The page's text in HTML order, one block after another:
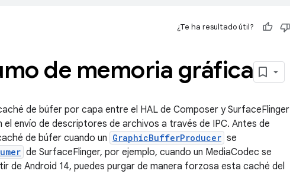
¿Te ha resultado útil?
de memoria gráfica
de búfer por capa entre el HAL de Composer y SurfaceFlinger
envío de descriptores de archivos a través de IPC. Antes de
de búfer cuando un GraphicBufferProducer se
de SurfaceFlinger, por ejemplo, cuando un MediaCodec se
de Android 14, puedes purgar de manera forzosa esta caché del